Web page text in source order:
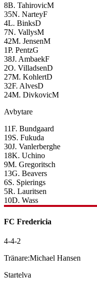
8B. TahirovicM
35N. NarteyF
4L. BinksD
7N. VallysM
42M. JensenM
1P. PentzG
38J. AmbaekF
2O. VilladsenD
27M. KohlertD
32F. AlvesD
24M. DivkovicM
Avbytare
11F. Bundgaard
19S. Fukuda
30J. Vanlerberghe
18K. Uchino
9M. Gregoritsch
13G. Beavers
6S. Spierings
5R. Lauritsen
10D. Wass
FC Fredericia
4-4-2
Tränare:Michael Hansen
Startelva